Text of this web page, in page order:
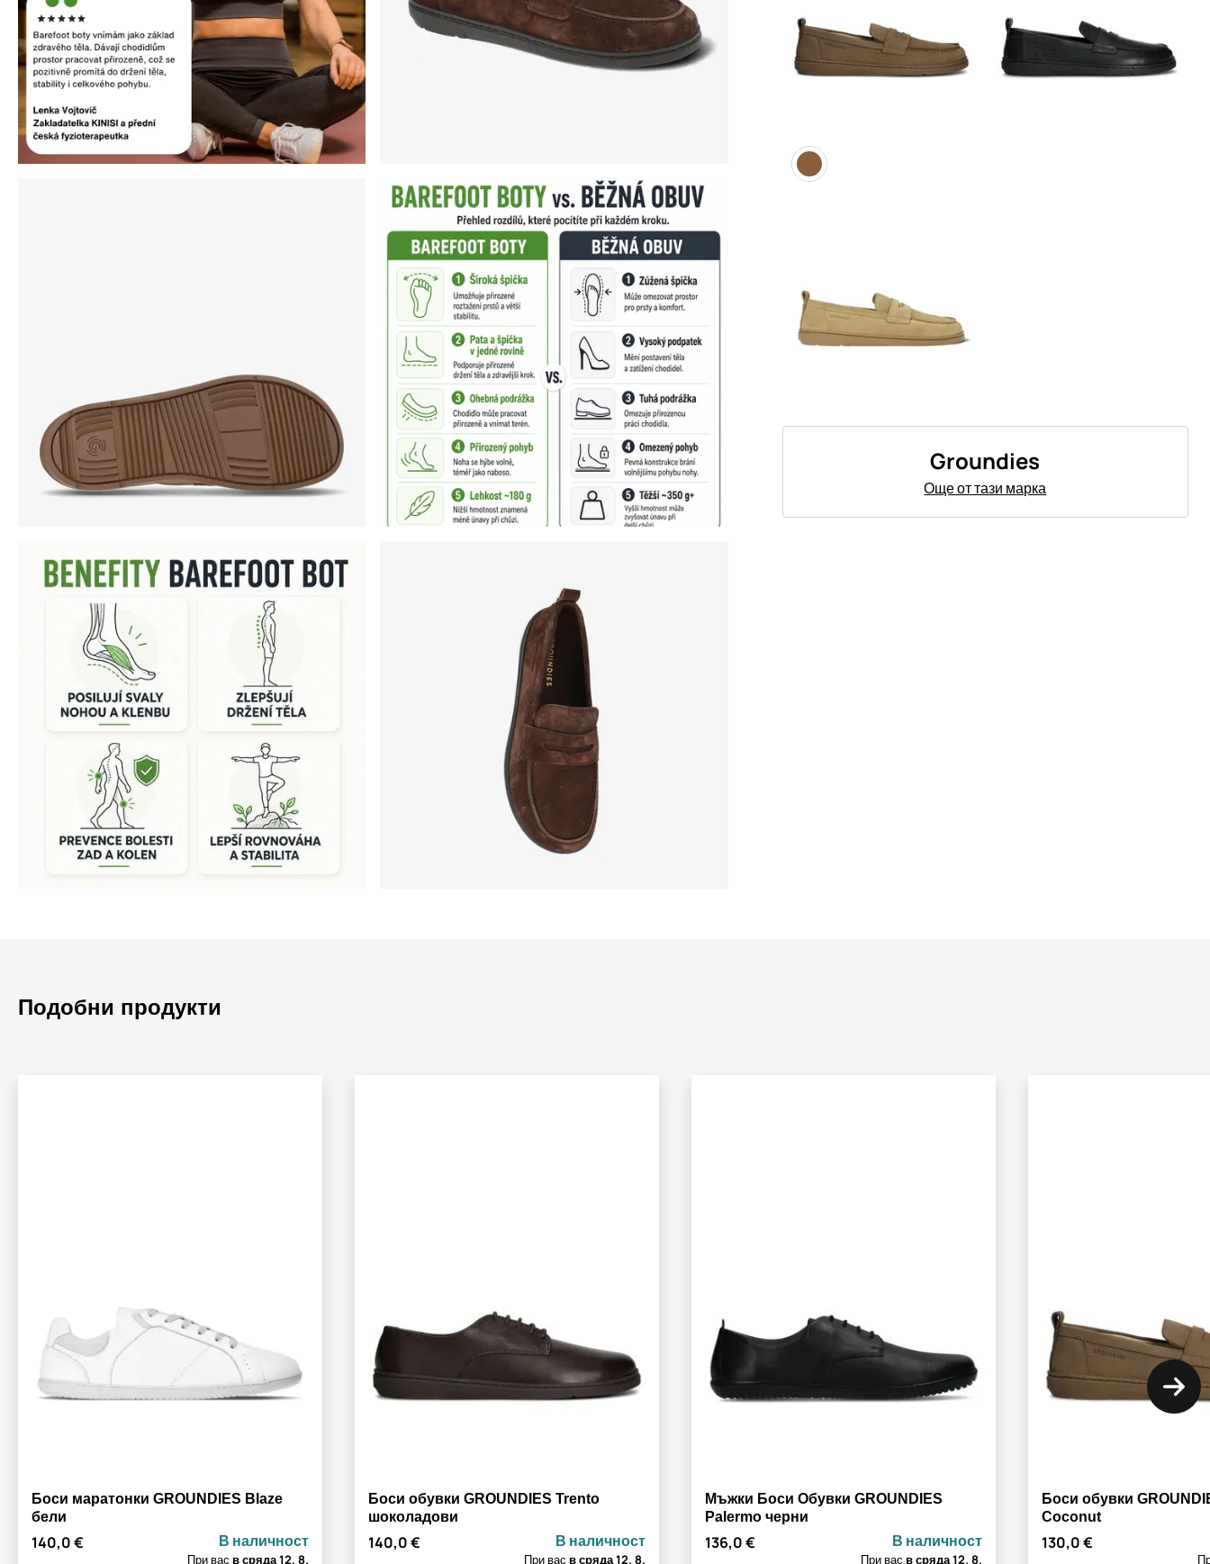
Groundies
Още от тази марка
Подобни продукти
Боси маратонки GROUNDIES Blaze
бели
140,0 € В наличност
При вас в сряда12. 8.
Боси обувки GROUNDIES Trento
шоколадови
140,0 € В наличност
При вас в сряда12. 8.
Мъжки Боси Обувки GROUNDIES
Palermo черни
136,0 € В наличност
При вас в сряда12. 8.
Боси обувки
Coconut
130,0 €